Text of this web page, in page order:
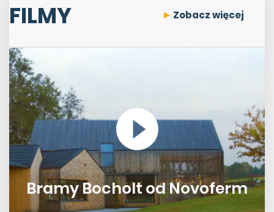
FILMY Zobacz więcej
Bramy Bocholt od Novoferm